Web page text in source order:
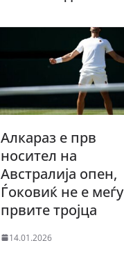
Алкараз е прв
носител на
Австралија опен,
Ѓоковиќ не е меѓу
првите тројца
14.01.2026